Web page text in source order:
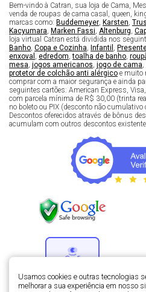
Bem-vindo à Catran, sua loja de Cama,
venda de roupas de cama casal, queen,
marcas como: Buddemeyer Karsten
Kacyumara Marken Fassi Altenburg
loja virtual Catran está dividida nos
Banho Copa e Cozinha Infantil
enxoval
edredom ,toalha de banho
mesa jogos americanos jogo de cama
protetor de colchão anti alérgico e muito
comprar com a maior segurança e ainda
seguintes cartões: American Express,
com parcela mínima de R$ 30,00 (trinta
no boleto ou PIX (desconto não
Descontos oferecidos através de bônus
acumulam com outros descontos
Usamos cookies e outras tecnologias
melhorar a sua experiência em nosso